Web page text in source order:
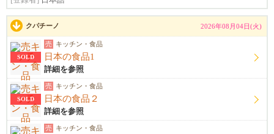
クパチーノ 2026年08月04日(火)
SOLD
売 キッチン・食品
日本の食品1
詳細を参照
SOLD
売 キッチン・食品
日本の食品２
詳細を参照
売 キッチン・食品